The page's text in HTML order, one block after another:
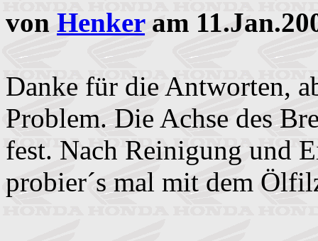
von Henkeram
Danke für die Antworten,
Problem. Die Achse des
fest. Nach Reinigung und
probier´s mal mit dem